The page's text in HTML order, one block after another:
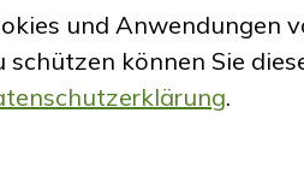
und Anwendungen
können Sie
.